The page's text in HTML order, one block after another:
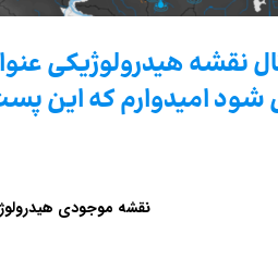
نقشه هیدرولوژیکی
امیدوارم که این